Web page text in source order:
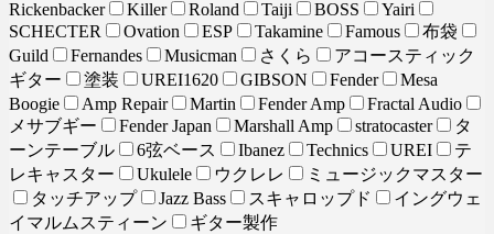
Rickenbacker
Killer Roland Taiji BOSS
Yairi
SCHECTER
Ovation ESP Takamine Famous
布袋
Guild
Fernandes Musicman さくら
アコースティック
ギター
塗装 UREI1620 GIBSON Fender
Mesa
Boogie
Amp Repair Martin Fender Amp
Fractal Audio
メサブギー
Fender Japan Marshall Amp stratocaster
タ
ーンテーブル
6弦ベース Ibanez Technics UREI
テ
レキャスター
Ukulele ウクレレ
ミュージックマスター
タッチアップ
Jazz Bass スキャロップド
イングウェ
イマルムスティーン
ギター製作